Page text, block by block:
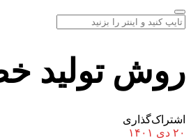
روش تولید
اشتراک‌گذاری
۲۰ دی ۱۴۰۱